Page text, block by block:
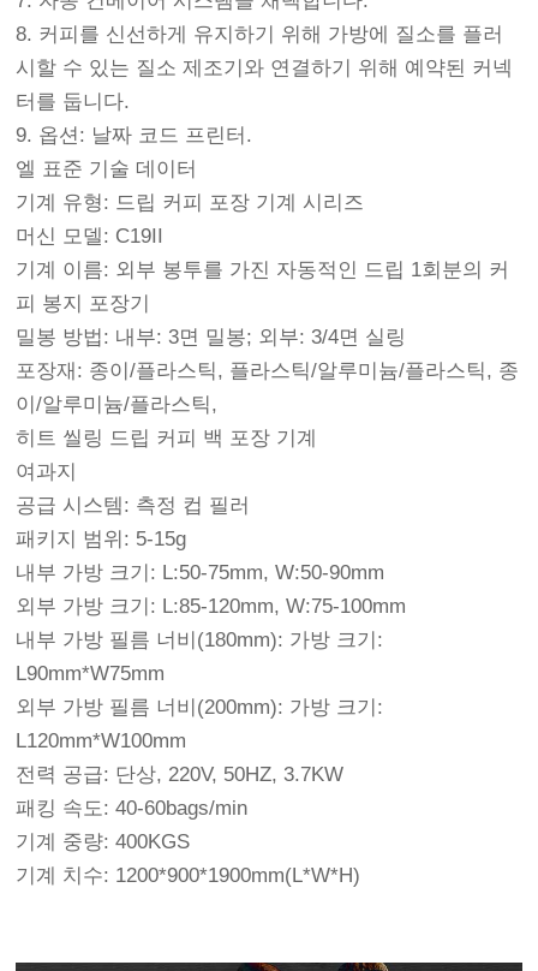
8. 커피를 신선하게 유지하기 위해 가방에 질소를 플러
시할 수 있는 질소 제조기와 연결하기 위해 예약된 커넥
터를 둡니다.
9. 옵션: 날짜 코드 프린터.
엘 표준 기술 데이터
기계 유형: 드립 커피 포장 기계 시리즈
머신 모델: C19II
기계 이름: 외부 봉투를 가진 자동적인 드립 1회분의 커
피 봉지 포장기
밀봉 방법: 내부: 3면 밀봉; 외부: 3/4면 실링
포장재: 종이/플라스틱, 플라스틱/알루미늄/플라스틱, 종
이/알루미늄/플라스틱,
히트 씰링 드립 커피 백 포장 기계
여과지
공급 시스템: 측정 컵 필러
패키지 범위: 5-15g
내부 가방 크기: L:50-75mm, W:50-90mm
외부 가방 크기: L:85-120mm, W:75-100mm
내부 가방 필름 너비(180mm): 가방 크기:
L90mm*W75mm
외부 가방 필름 너비(200mm): 가방 크기:
L120mm*W100mm
전력 공급: 단상, 220V, 50HZ, 3.7KW
패킹 속도: 40-60bags/min
기계 중량: 400KGS
기계 치수: 1200*900*1900mm(L*W*H)